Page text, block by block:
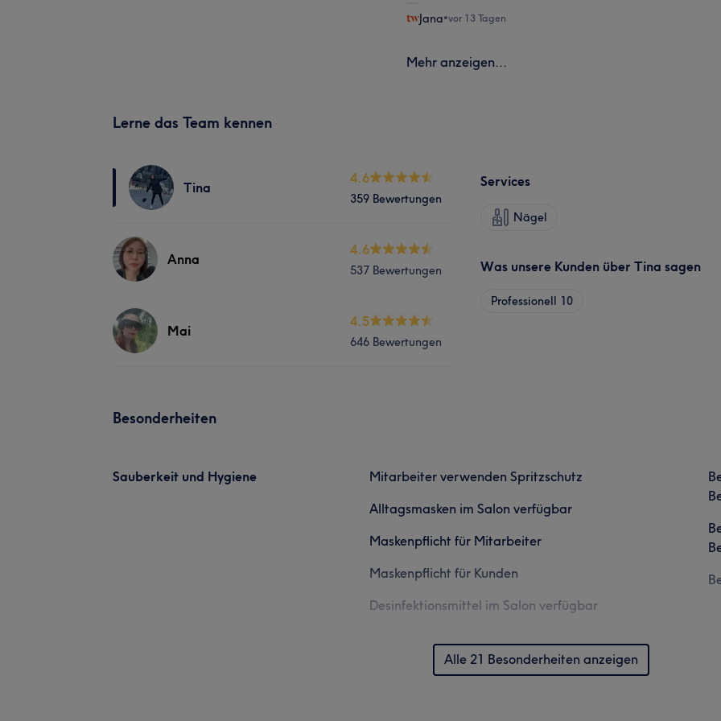
Jana•vor 13 Tagen
Mehr anzeigen...
Lerne das Team kennen
Tina
4.6
359 Bewertungen
Anna
4.6
537 Bewertungen
Mai
4.5
646 Bewertungen
Services
Nägel
Was unsere Kunden über Tina sagen
Professionell 10
Besonderheiten
Sauberkeit und Hygiene
Mitarbeiter verwenden Spritzschutz
Alltagsmasken im Salon verfügbar
Maskenpflicht für Mitarbeiter
Maskenpflicht für Kunden
Desinfektionsmittel im Salon verfügbar
Alle 21 Besonderheiten anzeigen